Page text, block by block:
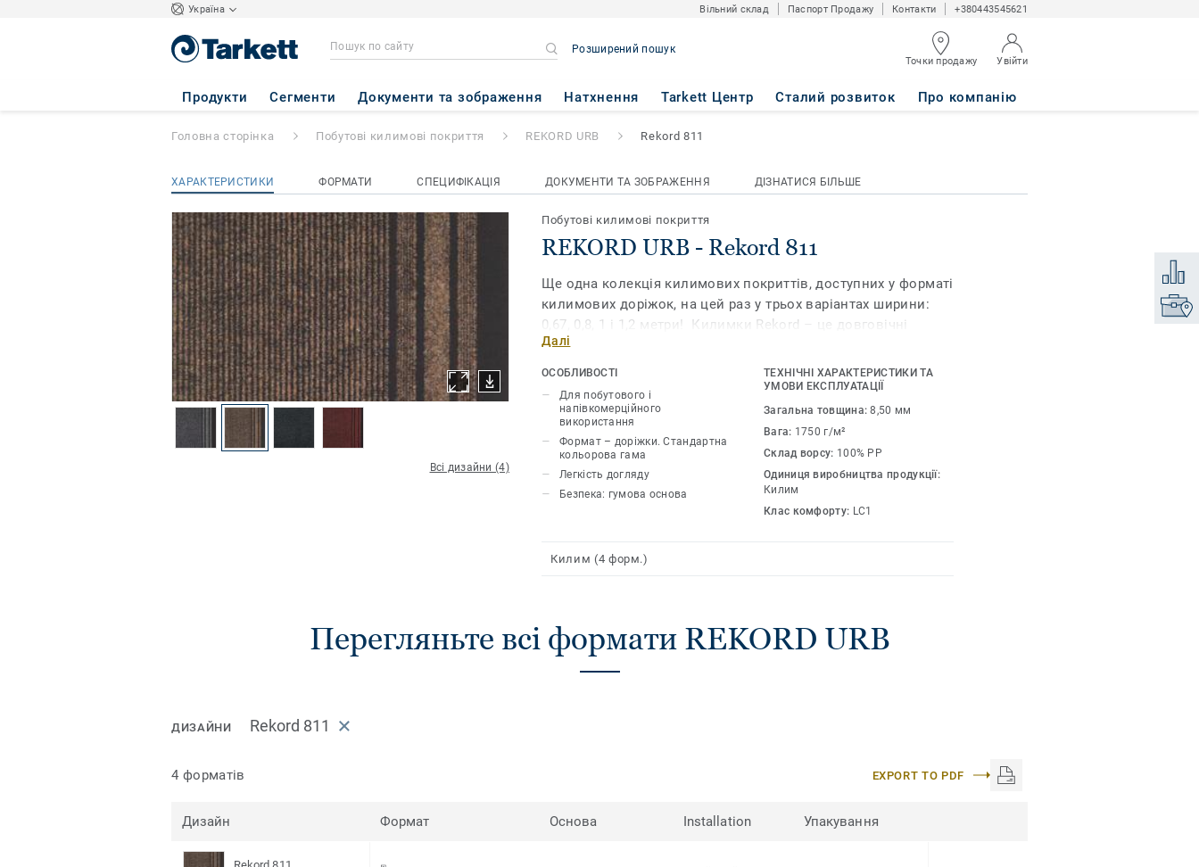
Україна Вільний склад Паспорт Продажу Контакти +380443545621
Розширений пошук
Точки продажу Увійти
Продукти Сегменти Документи та зображення Натхнення Tarkett Центр Сталий розвиток Про компанію
REKORD URB - Rekord 811
Головна сторінка Побутові килимові покриття REKORD URB Rekord 811
ХАРАКТЕРИСТИКИ ФОРМАТИ СПЕЦИФІКАЦІЯ ДОКУМЕНТИ ТА ЗОБРАЖЕННЯ ДІЗНАТИСЯ БІЛЬШЕ
Всі дизайни (4)
Побутові килимові покриття
REKORD URB - Rekord 811
Ще одна колекція килимових покриттів, доступних у форматі
килимових доріжок, на цей раз у трьох варіантах ширини:
0,67, 0,8, 1 і 1,2 метри! Килимки Rekord – це довговічні
текстильні покриття для підлоги з гумовою основою,
призначені для інтенсивного використання в побуті, які
випускаються в широкому асортименті стандартних
кольорів.
Далі
ОСОБЛИВОСТІ
Для побутового і
напівкомерційного
використання
Формат – доріжки. Стандартна
кольорова гама
Легкість догляду
Безпека: гумова основа
ТЕХНІЧНІ ХАРАКТЕРИСТИКИ ТА
УМОВИ ЕКСПЛУАТАЦІЇ
Загальна товщина:8,50 мм
Вага: 1750 г/м²
Склад ворсу: 100% PP
Одиниця виробництва продукції:
Килим
Клас комфорту: LC1
Килим (4 форм.)
Перегляньте всі формати REKORD URB
ДИЗАЙНИ Rekord 811
4 форматів EXPORT TO PDF
Дизайн Формат Основа Installation Упакування